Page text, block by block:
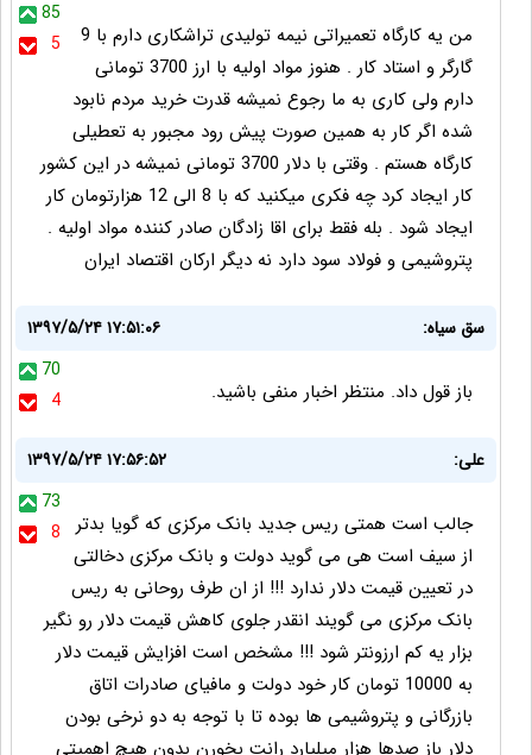
85
5
من یه کارگاه تعمیراتی نیمه تولیدی تراشکاری دارم با 9
گارگر و استاد کار . هنوز مواد اولیه با ارز 3700 تومانی
دارم ولی کاری به ما رجوع نمیشه قدرت خرید مردم نابود
شده اگر کار به همین صورت پیش رود مجبور به تعطیلی
کارگاه هستم . وقتی با دلار 3700 تومانی نمیشه در این کشور
کار ایجاد کرد چه فکری میکنید که با 8 الی 12 هزارتومان کار
ایجاد شود . بله فقط برای اقا زادگان صادر کننده مواد اولیه .
پتروشیمی و فولاد سود دارد نه دیگر ارکان اقتصاد ایران
سق سیاه:
۱۳۹۷/۵/۲۴ ۱۷:۵۱:۰۶
70
4
باز قول داد. منتظر اخبار منفی باشید.
علی:
۱۳۹۷/۵/۲۴ ۱۷:۵۶:۵۲
73
8
جالب است همتی ریس جدید بانک مرکزی که گویا بدتر
از سیف است هی می گوید دولت و بانک مرکزی دخالتی
در تعیین قیمت دلار ندارد !!! از ان طرف روحانی به ریس
بانک مرکزی می گویند انقدر جلوی کاهش قیمت دلار رو نگیر
بزار یه کم ارزونتر شود !!! مشخص است افزایش قیمت دلار
به 10000 تومان کار خود دولت و مافیای صادرات اتاق
بازرگانی و پتروشیمی ها بوده تا با توجه به دو نرخی بودن
دلار باز صدها هزار میلیارد رانت بخورن بدون هیچ اهمیتی